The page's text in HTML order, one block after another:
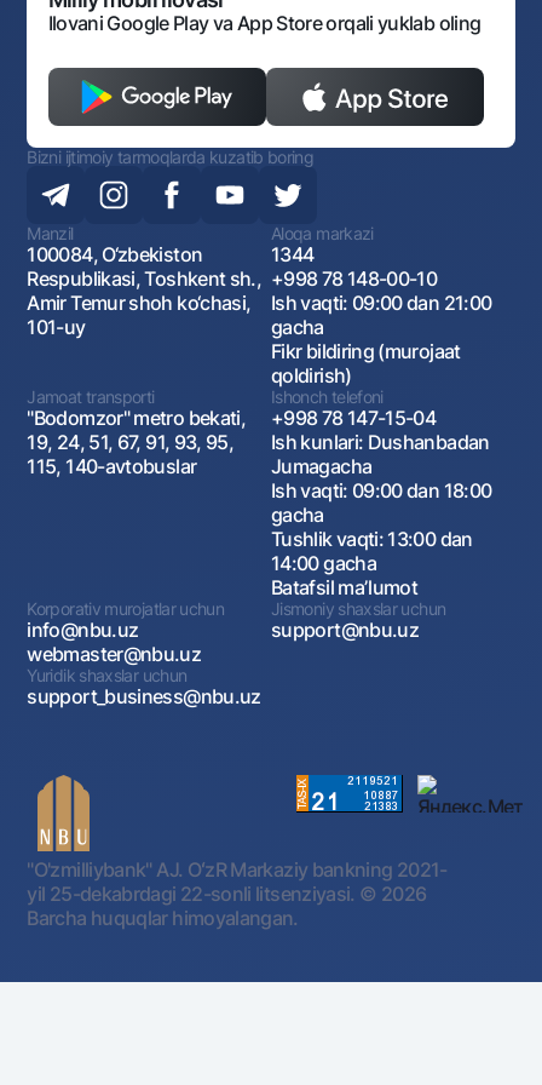
Ilovani Google Play va App Store orqali yuklab oling
Bizni ijtimoiy tarmoqlarda kuzatib boring
Manzil
100084, O‘zbekiston
Respublikasi, Toshkent sh.,
Amir Temur shoh ko‘chasi,
101-uy
Aloqa markazi
1344
+998 78 148-00-10
Ish vaqti: 09:00 dan 21:00
gacha
Fikr bildiring (murojaat
qoldirish)
Jamoat transporti
"Bodomzor" metro bekati,
19, 24, 51, 67, 91, 93, 95,
115, 140-avtobuslar
Ishonch telefoni
+998 78 147-15-04
Ish kunlari: Dushanbadan
Jumagacha
Ish vaqti: 09:00 dan 18:00
gacha
Tushlik vaqti: 13:00 dan
14:00 gacha
Batafsil maʼlumot
Korporativ murojatlar uchun
info@nbu.uz
webmaster@nbu.uz
Jismoniy shaxslar uchun
support@nbu.uz
Yuridik shaxslar uchun
support_business@nbu.uz
"O'zmilliybank" AJ. OʻzR Markaziy bankning 2021-
yil 25-dekabrdagi 22-sonli litsenziyasi. © 2026
Barcha huquqlar himoyalangan.